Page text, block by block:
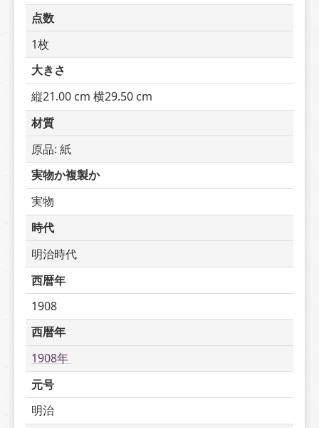
点数
1枚
大きさ
縦21.00 cm 横29.50 cm
材質
原品: 紙
実物か複製か
実物
時代
明治時代
西暦年
1908
西暦年
1908年
元号
明治